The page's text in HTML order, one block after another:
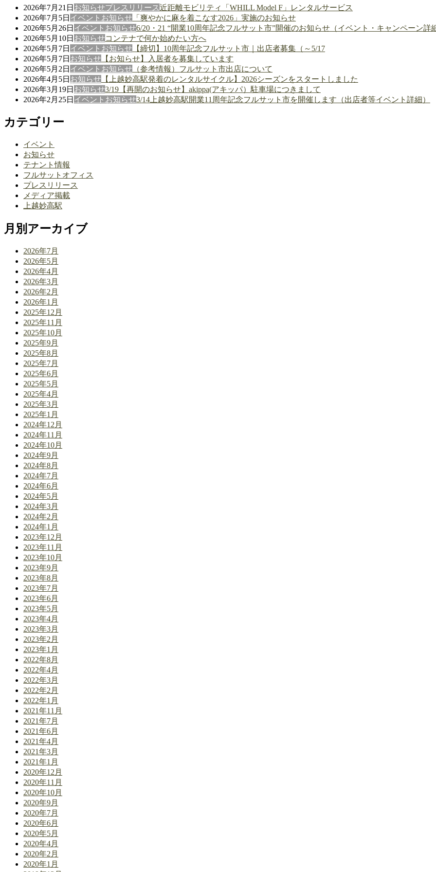
2026年7月21日 お知らせプレスリリース近距離モビリティ「WHILL Model F」レンタルサービス
2026年7月5日 イベント お知らせ 「爽やかに麻を着こなす2026」実施のお知らせ
2026年5月26日 イベント お知らせ6/20・21 “開業10周年記念フルサット市”開催のお知らせ（イベント・キャンペーン詳
2026年5月10日 お知らせコンテナで何か始めたい方へ
2026年5月7日 イベント お知らせ 【締切】10周年記念フルサット市｜出店者募集（～5/17
2026年5月7日 お知らせ 【お知らせ】入居者を募集しています
2026年5月2日 イベント お知らせ （参考情報）フルサット市出店について
2026年4月5日 お知らせ 【上越妙高駅発着のレンタルサイクル】2026シーズンをスタートしました
2026年3月19日 お知らせ3/19【再開のお知らせ】akippa(アキッパ）駐車場につきまして
2026年2月25日 イベント お知らせ3/14上越妙高駅開業11周年記念フルサット市を開催します（出店者等イベント詳細）
カテゴリー
イベント
お知らせ
テナント情報
フルサットオフィス
プレスリリース
メディア掲載
上越妙高駅
月別アーカイブ
2026年7月
2026年5月
2026年4月
2026年3月
2026年2月
2026年1月
2025年12月
2025年11月
2025年10月
2025年9月
2025年8月
2025年7月
2025年6月
2025年5月
2025年4月
2025年3月
2025年1月
2024年12月
2024年11月
2024年10月
2024年9月
2024年8月
2024年7月
2024年6月
2024年5月
2024年3月
2024年2月
2024年1月
2023年12月
2023年11月
2023年10月
2023年9月
2023年8月
2023年7月
2023年6月
2023年5月
2023年4月
2023年3月
2023年2月
2023年1月
2022年8月
2022年4月
2022年3月
2022年2月
2022年1月
2021年11月
2021年7月
2021年6月
2021年4月
2021年3月
2021年1月
2020年12月
2020年11月
2020年10月
2020年9月
2020年7月
2020年6月
2020年5月
2020年4月
2020年2月
2020年1月